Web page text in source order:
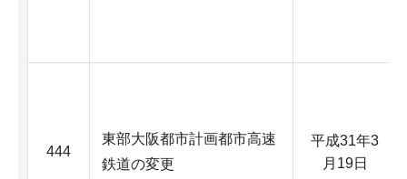
444
東部大阪都市計画都市高速
鉄道の変更
平成31年3
月19日